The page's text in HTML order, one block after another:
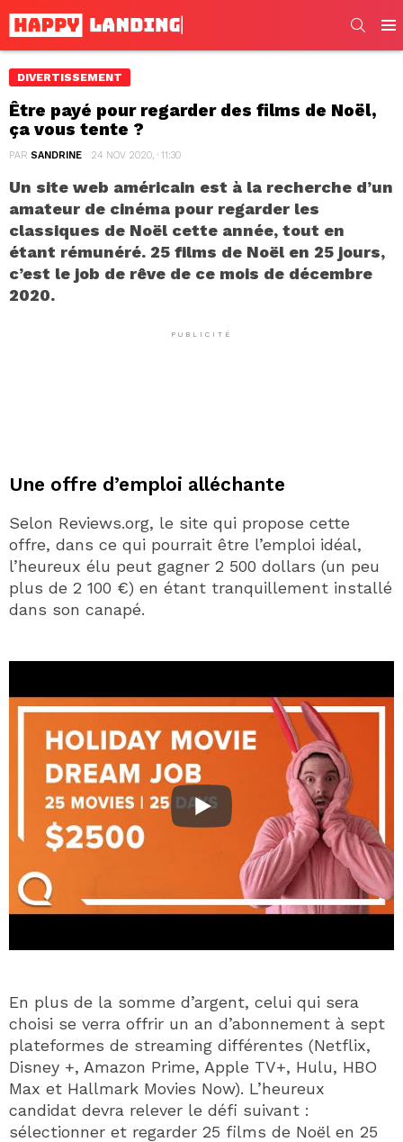
DIVERTISSEMENT
Être payé pour regarder des films de Noël,
ça vous tente ?
PAR SANDRINE 24 NOV 2020, · 11:30
Un site web américain est à la recherche d’un
amateur de cinéma pour regarder les
classiques de Noël cette année, tout en
étant rémunéré. 25 films de Noël en 25 jours,
c’est le job de rêve de ce mois de décembre
2020.
PUBLICITÉ
Une offre d’emploi alléchante
Selon Reviews.org, le site qui propose cette
offre, dans ce qui pourrait être l’emploi idéal,
l’heureux élu peut gagner 2 500 dollars (un peu
plus de 2 100 €) en étant tranquillement installé
dans son canapé.
En plus de la somme d’argent, celui qui sera
choisi se verra offrir un an d’abonnement à sept
plateformes de streaming différentes (Netflix,
Disney +, Amazon Prime, Apple TV+, Hulu, HBO
Max et Hallmark Movies Now). L’heureux
candidat devra relever le défi suivant :
sélectionner et regarder 25 films de Noël en 25